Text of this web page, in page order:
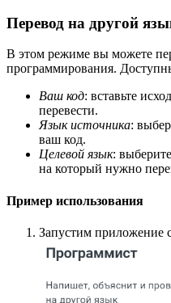
Перевод на другой
В этом режиме вы можете
программирования.
Ваш код: вставьте
перевести.
Язык источника:
ваш код.
Целевой язык:
на который нужно
Пример использования
Запустим приложение